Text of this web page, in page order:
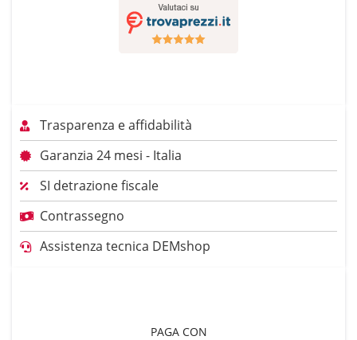
Trasparenza e affidabilità
Garanzia 24 mesi - Italia
SI detrazione fiscale
Contrassegno
Assistenza tecnica DEMshop
PAGA CON